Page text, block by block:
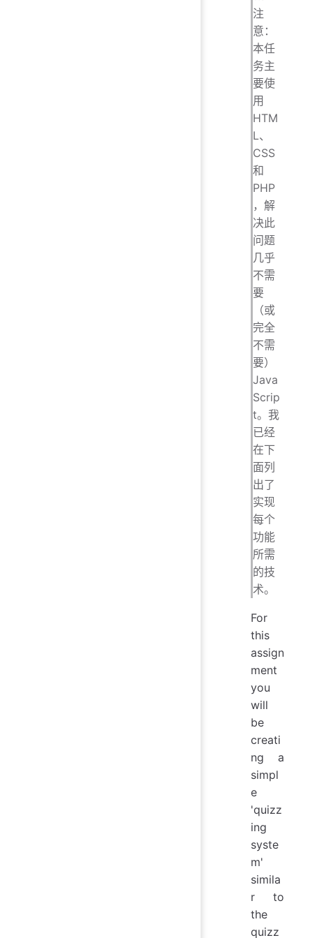
注
意：
本任
务主
要使
用
HTM
L、
CSS
和
PHP
，解
决此
问题
几乎
不需
要
（或
完全
不需
要）
Java
Scrip
t。我
已经
在下
面列
出了
实现
每个
功能
所需
的技
术。
For
this
assign
ment
you
will
be
creati
ng a
simpl
e
'quizz
ing
syste
m'
simila
r to
the
quizz